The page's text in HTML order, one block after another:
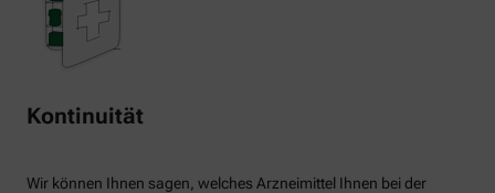
Kontinuität
Wir können Ihnen sagen, welches Arzneimittel Ihnen bei der